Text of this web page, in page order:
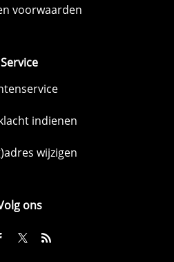
voorwaarden
Service
indienen
wijzigen
ons